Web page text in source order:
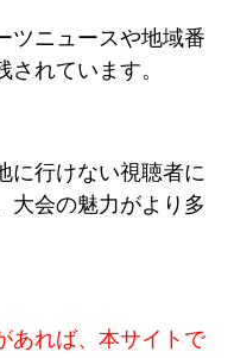
ツニュースや地域番
れています。
に行けない視聴者に
大会の魅力がより多
あれば、本サイトで